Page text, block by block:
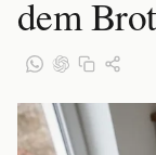
dem